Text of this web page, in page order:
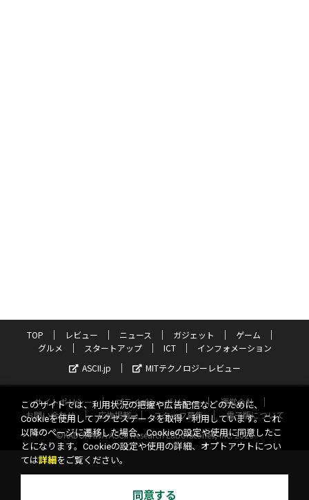
TOP レビュー ニュース ガジェット
ゲーム
グルメ
スタートアップ ICT
インフォメーション
ASCII.jp
MITテクノロジーレビュー
サイトポリシー プライバシーポリシー
運営会社
お問い合わせ
広告掲載 スタッフ募集
電子版について
©KADOKAWA ASCII Research Laboratories, Inc. 2026
このサイトでは、利用状況の把握や広告配信などのために、
Cookieを使用してアクセスデータを取得・利用しています。これ
以降のページに遷移した場合、Cookieの設定や使用に同意したこ
とになります。Cookieの設定や使用の詳細、オプトアウトについ
ては詳細 をご覧ください。
同意する